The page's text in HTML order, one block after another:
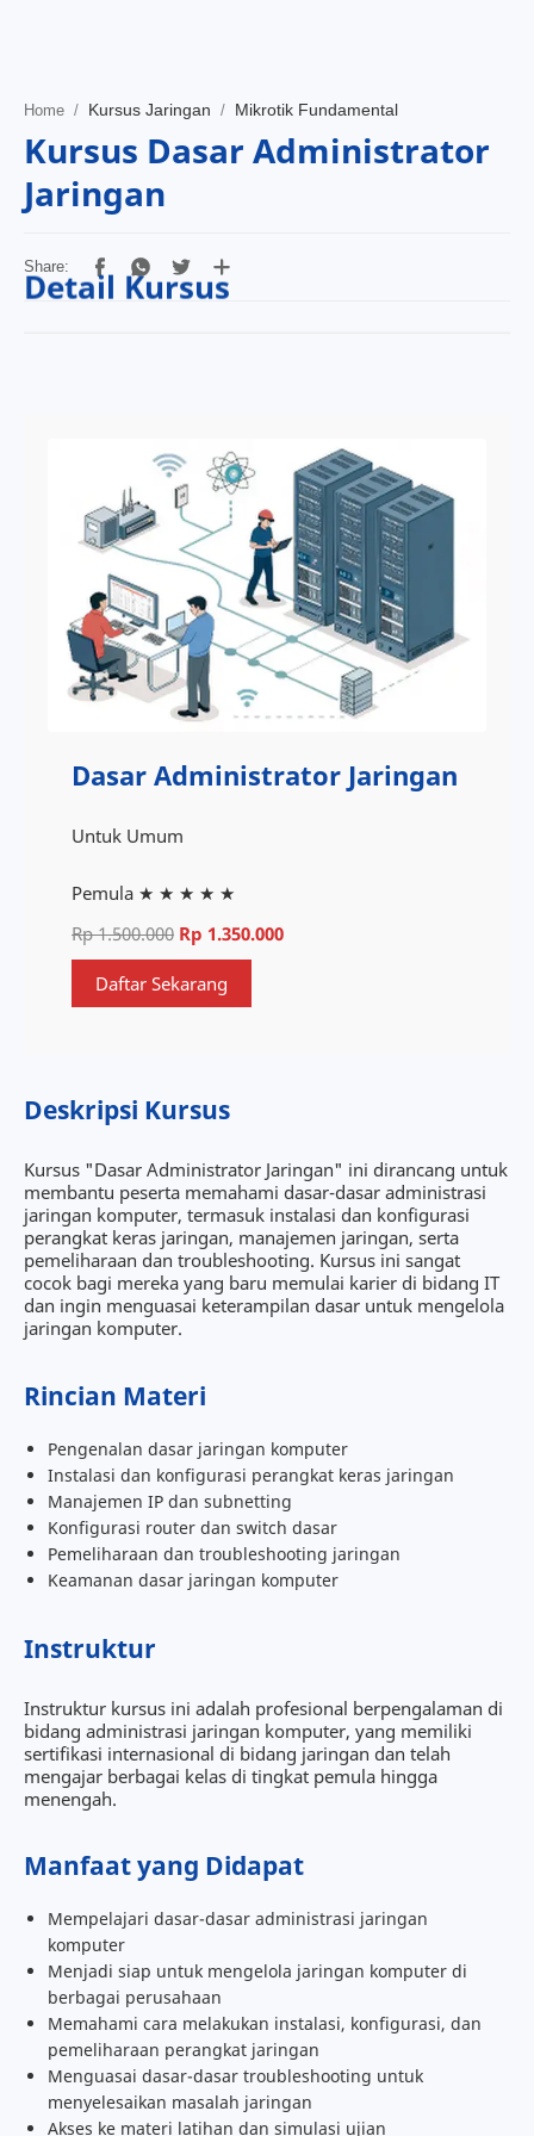
Features
Pricing
Home Kursus Jaringan Mikrotik Fundamental
Kursus Dasar Administrator
Jaringan
Detail Kursus
Dasar Administrator Jaringan
Untuk Umum
Pemula ★ ★ ★ ★ ★
Rp 1.500.000 Rp 1.350.000
Daftar Sekarang
Deskripsi Kursus
Kursus "Dasar Administrator Jaringan" ini dirancang untuk
membantu peserta memahami dasar-dasar administrasi
jaringan komputer, termasuk instalasi dan konfigurasi
perangkat keras jaringan, manajemen jaringan, serta
pemeliharaan dan troubleshooting. Kursus ini sangat
cocok bagi mereka yang baru memulai karier di bidang IT
dan ingin menguasai keterampilan dasar untuk mengelola
jaringan komputer.
Rincian Materi
Pengenalan dasar jaringan komputer
Instalasi dan konfigurasi perangkat keras jaringan
Manajemen IP dan subnetting
Konfigurasi router dan switch dasar
Pemeliharaan dan troubleshooting jaringan
Keamanan dasar jaringan komputer
Instruktur
Instruktur kursus ini adalah profesional berpengalaman di
bidang administrasi jaringan komputer, yang memiliki
sertifikasi internasional di bidang jaringan dan telah
mengajar berbagai kelas di tingkat pemula hingga
menengah.
Manfaat yang Didapat
Mempelajari dasar-dasar administrasi jaringan
komputer
Menjadi siap untuk mengelola jaringan komputer di
berbagai perusahaan
Memahami cara melakukan instalasi, konfigurasi, dan
pemeliharaan perangkat jaringan
Menguasai dasar-dasar troubleshooting untuk
menyelesaikan masalah jaringan
Akses ke materi latihan dan simulasi ujian